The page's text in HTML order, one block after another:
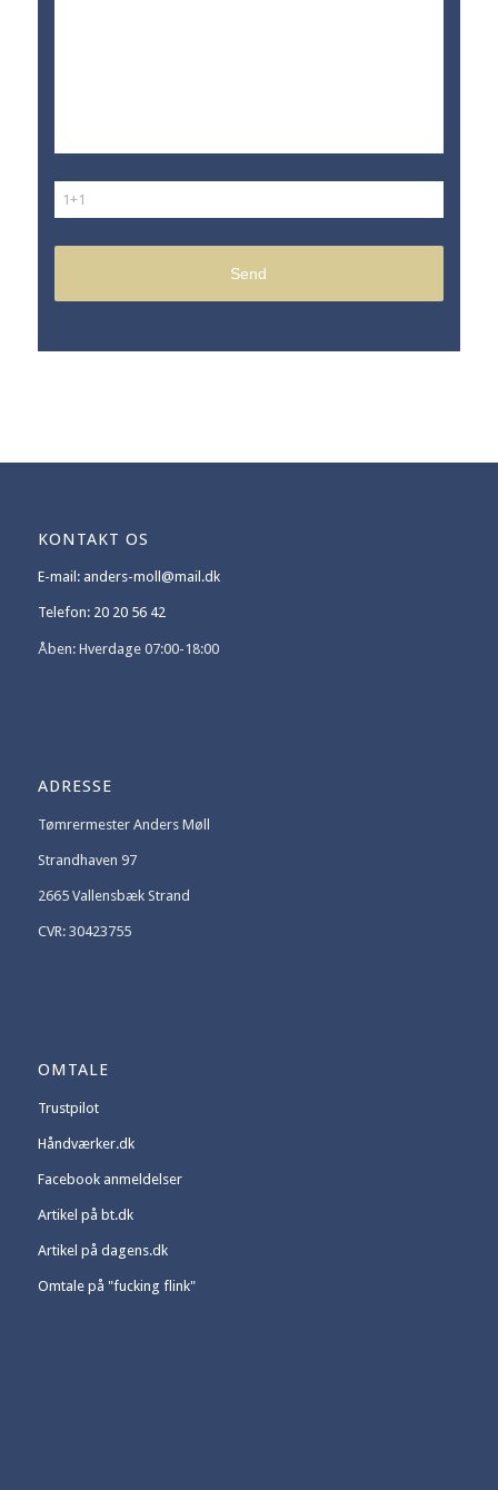
KONTAKT OS
E-mail: anders-moll@mail.dk
Telefon: 20 20 56 42
Åben: Hverdage 07:00-18:00
ADRESSE
Tømrermester Anders Møll
Strandhaven 97
2665 Vallensbæk Strand
CVR: 30423755
OMTALE
Trustpilot
Håndværker.dk
Facebook anmeldelser
Artikel på bt.dk
Artikel på dagens.dk
Omtale på "fucking flink"